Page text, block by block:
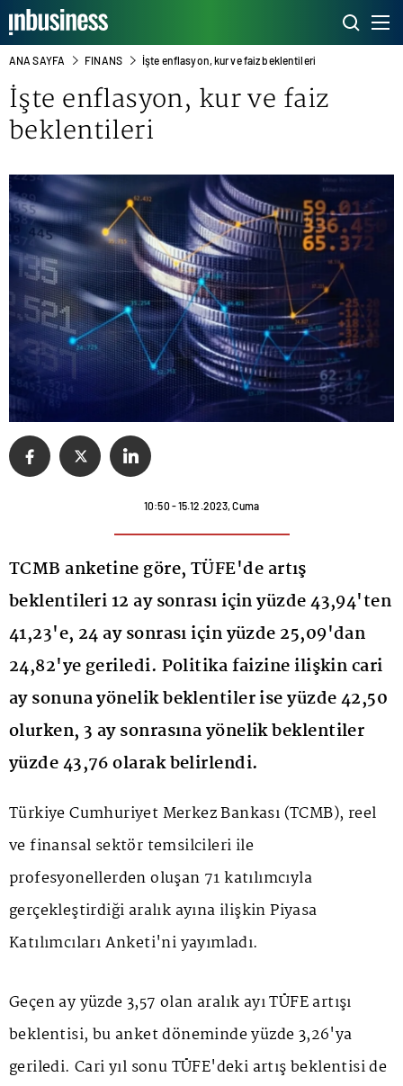
ANA SAYFA FINANS İşte enflasyon, kur ve faiz beklentileri
İşte enflasyon, kur ve faiz
beklentileri
10:50 - 15.12.2023, Cuma
TCMB anketine göre, TÜFE'de artış
beklentileri 12 ay sonrası için yüzde 43,94'ten
41,23'e, 24 ay sonrası için yüzde 25,09'dan
24,82'ye geriledi. Politika faizine ilişkin cari
ay sonuna yönelik beklentiler ise yüzde 42,50
olurken, 3 ay sonrasına yönelik beklentiler
yüzde 43,76 olarak belirlendi.
Türkiye Cumhuriyet Merkez Bankası (TCMB), reel
ve finansal sektör temsilcileri ile
profesyonellerden oluşan 71 katılımcıyla
gerçekleştirdiği aralık ayına ilişkin Piyasa
Katılımcıları Anketi'ni yayımladı.
Geçen ay yüzde 3,57 olan aralık ayı TÜFE artışı
beklentisi, bu anket döneminde yüzde 3,26'ya
geriledi. Cari yıl sonu TÜFE'deki artış beklentisi de